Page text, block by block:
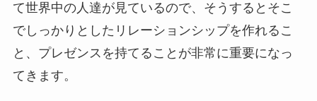
て世界中の人達が見ているので、そうするとそこ
でしっかりとしたリレーションシップを作れるこ
と、プレゼンスを持てることが非常に重要になっ
てきます。